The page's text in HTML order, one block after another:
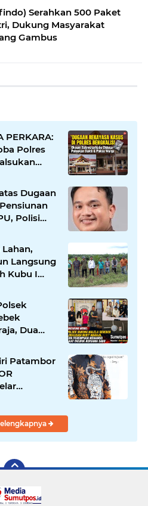
Serahkan 500 Paket
Dukung Masyarakat
Gambus
PERKARA:
Polres
Paksa
Dugaan
Polisi
Langsung
Kubu I
PT Jatim
Dua
Saat
Patambor